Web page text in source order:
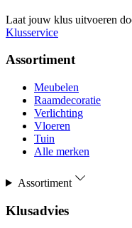
Laat jouw klus uitvoeren
Klusservice
Assortiment
Meubelen
Raamdecoratie
Verlichting
Vloeren
Tuin
Alle merken
Assortiment
Klusadvies